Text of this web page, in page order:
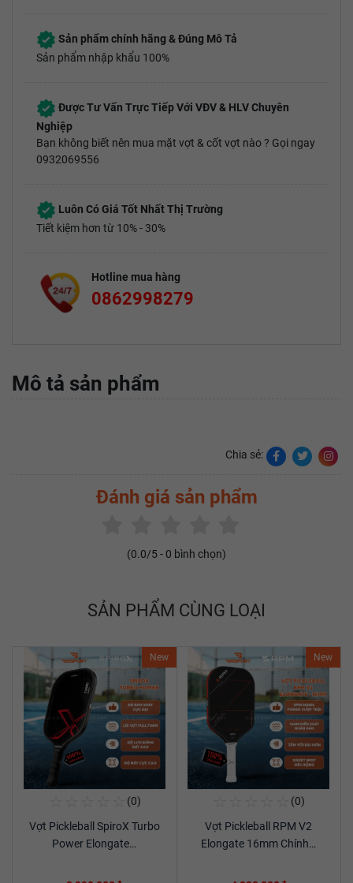
Sản phẩm chính hãng & Đúng Mô Tả
Sản phẩm nhập khẩu 100%
Được Tư Vấn Trực Tiếp Với VĐV & HLV Chuyên
Nghiệp
Bạn không biết nên mua mặt vợt & cốt vợt nào ? Gọi ngay
0932069556
Luôn Có Giá Tốt Nhất Thị Trường
Tiết kiệm hơn từ 10% - 30%
Hotline mua hàng
0862998279
Mô tả sản phẩm
Chia sẻ:
Đánh giá sản phẩm
(0.0/5 - 0 bình chọn)
SẢN PHẨM CÙNG LOẠI
New
Xem chi tiết
(0)
Vợt Pickleball SpiroX Turbo
Power Elongate…
New
(0)
Vợt Pickleball RPM V2
Elongate 16mm Chính…